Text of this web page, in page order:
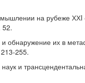
на рубеже ХХI
обнаружение их в
255.
наук и